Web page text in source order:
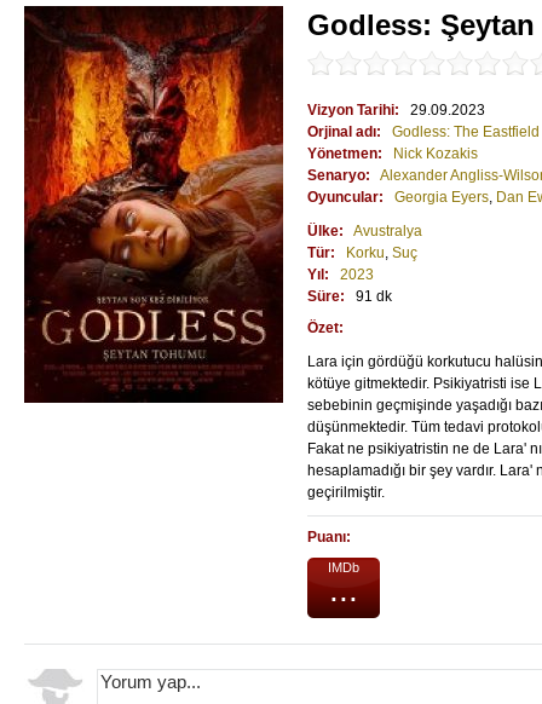
Godless:
Vizyon Tarihi:
29.09.2023
Orjinal adı:
Godless: The
Yönetmen:
Nick Kozakis
Senaryo:
Alexander Angliss-
Oyuncular:
Georgia Eyers, Dan
Ülke:
Avustralya
Tür:
Korku, Suç
Yıl:
2023
Süre:
91 dk
Özet:
Lara için gördüğü korkutucu
kötüye gitmektedir. Psikiyatristi ise
sebebinin geçmişinde yaşadığı
düşünmektedir. Tüm tedavi
Fakat ne psikiyatristin ne de Lara'
hesaplamadığı bir şey vardır. Lara'
geçirilmiştir.
Puanı:
IMDb
...